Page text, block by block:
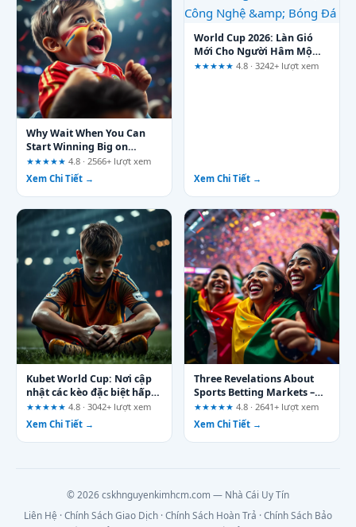
Why Wait When You Can
Start Winning Big on
Favorite Games? Quick
Answers to What Players
★★★★★ 4.8 · 2566+ lượt xem
Xem Chi Tiết →
World Cup 2026: Làn Gió
Mới Cho Người Hâm Mộ
Công Nghệ &amp; Bóng Đá
★★★★★ 4.8 · 3242+ lượt xem
Xem Chi Tiết →
Kubet World Cup: Nơi cập
nhật các kèo đặc biệt hấp
dẫn
★★★★★ 4.8 · 3042+ lượt xem
Xem Chi Tiết →
Three Revelations About
Sports Betting Markets –
Who Should and Should
Not Participate
★★★★★ 4.8 · 2641+ lượt xem
Xem Chi Tiết →
© 2026 cskhnguyenkimhcm.com — Nhà Cái Uy Tín
Liên Hệ ·Chính Sách Giao Dịch ·Chính Sách Hoàn Trả ·Chính Sách Bảo